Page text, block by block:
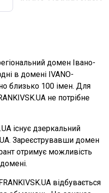
домен Івано-
в домені IVANO-
близько 100 імен. Для
не потрібне
існує дзеркальний
Зареєструвавши домен
отримує можливість
відбувається